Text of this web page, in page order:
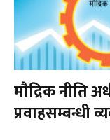
मौद्रिक नीति
प्रवाहसम्बन्धी